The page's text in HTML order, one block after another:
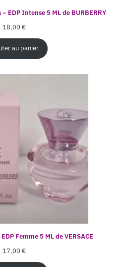
EDP Intense 5 ML de BURBERRY
18,00 €
au panier
Femme 5 ML de VERSACE
17,00 €